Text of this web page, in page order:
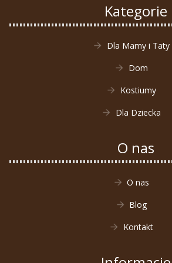
Kategorie
Dla Mamy i Taty
Dom
Kostiumy
Dla Dziecka
O nas
O nas
Blog
Kontakt